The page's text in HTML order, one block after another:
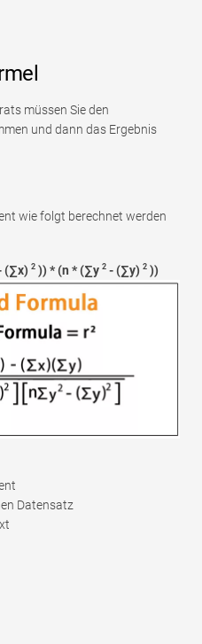
müssen Sie den
und dann das Ergebnis
wie folgt berechnet werden
(∑x) 2 )) * (n * (∑y 2 - (∑y) 2 ))
Datensatz